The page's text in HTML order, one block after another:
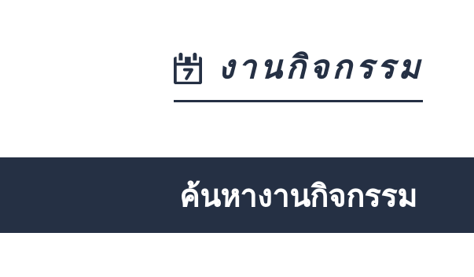
งานกิจกรรม
ค้นหางานกิจกรรม